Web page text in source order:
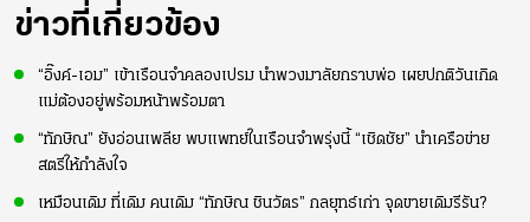
ข่าวที่เกี่ยวข้อง
“อิ๊งค์-เอม” เข้าเรือนจำคลองเปรม นำพวงมาลัยกราบพ่อ เผยปกติวันเกิด
แม่ต้องอยู่พร้อมหน้าพร้อมตา
“ทักษิณ” ยังอ่อนเพลีย พบแพทย์ในเรือนจำพรุ่งนี้ “เชิดชัย” นำเครือข่าย
สตรีให้กำลังใจ
เหมือนเดิม ที่เดิม คนเดิม “ทักษิณ ชินวัตร” กลยุทธ์เก่า จุดขายเดิมรีรัน?